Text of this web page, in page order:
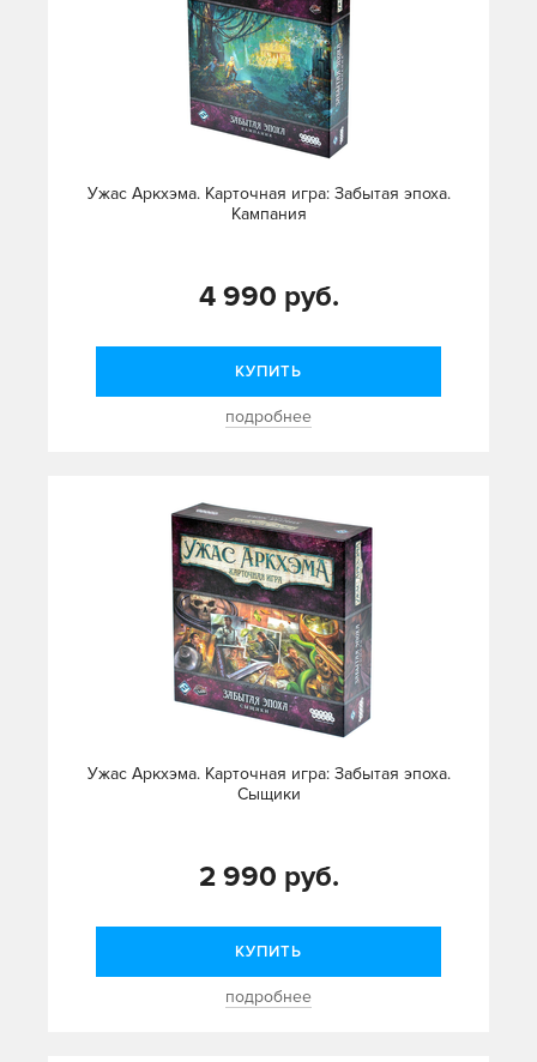
Ужас Аркхэма. Карточная игра: Забытая эпоха.
Кампания
4 990 руб.
КУПИТЬ
подробнее
Ужас Аркхэма. Карточная игра: Забытая эпоха.
Сыщики
2 990 руб.
КУПИТЬ
подробнее